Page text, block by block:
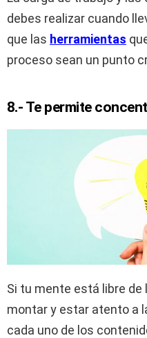
debes realizar cuando
que las herramientas
proceso sean un punto
8.- Te permite
Si tu mente está libre de
montar y estar atento a
cada uno de los